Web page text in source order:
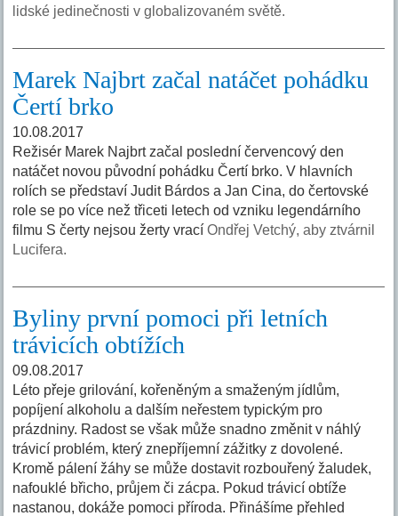
lidské jedinečnosti v globalizovaném světě.
Marek Najbrt začal natáčet pohádku
Čertí brko
10.08.2017
Režisér Marek Najbrt začal poslední červencový den
natáčet novou původní pohádku Čertí brko. V hlavních
rolích se představí Judit Bárdos a Jan Cina, do čertovské
role se po více než třiceti letech od vzniku legendárního
filmu S čerty nejsou žerty vracíOndřej Vetchý, aby ztvárnil
Lucifera.
Byliny první pomoci při letních
trávicích obtížích
09.08.2017
Léto přeje grilování, kořeněným a smaženým jídlům,
popíjení alkoholu a dalším neřestem typickým pro
prázdniny. Radost se však může snadno změnit v náhlý
trávicí problém, který znepříjemní zážitky z dovolené.
Kromě pálení žáhy se může dostavit rozbouřený žaludek,
nafouklé břicho, průjem či zácpa. Pokud trávicí obtíže
nastanou, dokáže pomoci příroda. Přinášíme přehled